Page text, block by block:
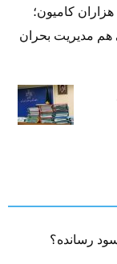
کامیون؛
هم مدیریت بحران
رسانده؟